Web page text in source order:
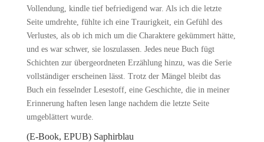
Vollendung, kindle tief befriedigend war. Als ich die letzte
Seite umdrehte, fühlte ich eine Traurigkeit, ein Gefühl des
Verlustes, als ob ich mich um die Charaktere gekümmert hätte,
und es war schwer, sie loszulassen. Jedes neue Buch fügt
Schichten zur übergeordneten Erzählung hinzu, was die Serie
vollständiger erscheinen lässt. Trotz der Mängel bleibt das
Buch ein fesselnder Lesestoff, eine Geschichte, die in meiner
Erinnerung haften lesen lange nachdem die letzte Seite
umgeblättert wurde.
(E-Book, EPUB) Saphirblau